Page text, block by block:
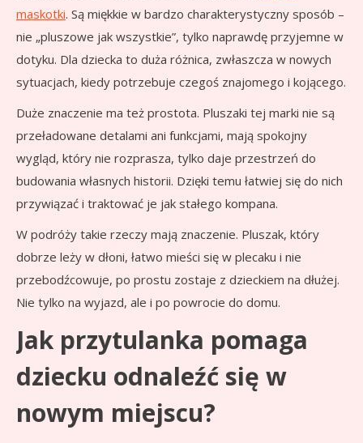
maskotki. Są miękkie w bardzo charakterystyczny sposób –
nie „pluszowe jak wszystkie”, tylko naprawdę przyjemne w
dotyku. Dla dziecka to duża różnica, zwłaszcza w nowych
sytuacjach, kiedy potrzebuje czegoś znajomego i kojącego.
Duże znaczenie ma też prostota. Pluszaki tej marki nie są
przeładowane detalami ani funkcjami, mają spokojny
wygląd, który nie rozprasza, tylko daje przestrzeń do
budowania własnych historii. Dzięki temu łatwiej się do nich
przywiązać i traktować je jak stałego kompana.
W podróży takie rzeczy mają znaczenie. Pluszak, który
dobrze leży w dłoni, łatwo mieści się w plecaku i nie
przebodźcowuje, po prostu zostaje z dzieckiem na dłużej.
Nie tylko na wyjazd, ale i po powrocie do domu.
Jak przytulanka pomaga
dziecku odnaleźć się w
nowym miejscu?